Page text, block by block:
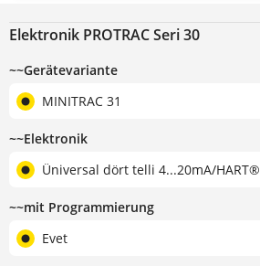
Elektronik PROTRAC Seri 30
~~Gerätevariante
MINITRAC 31
~~Elektronik
Üniversal dört telli 4...20mA/HART®
~~mit Programmierung
Evet